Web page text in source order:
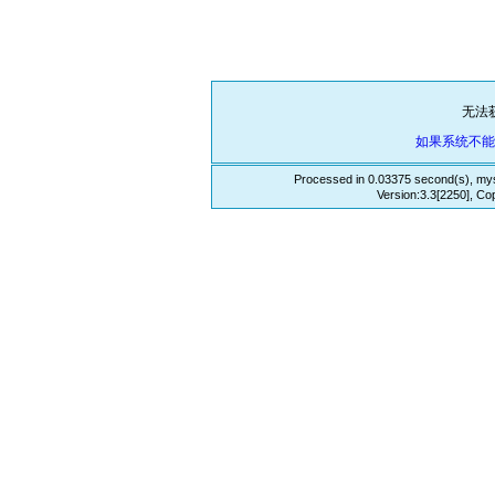
无法
如果系统不
Processed in 0.03375 second(s),
Version:3.3[2250],